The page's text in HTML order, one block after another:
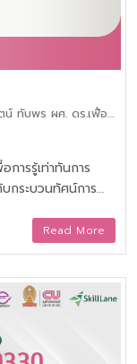
ทับพร ผศ. ดร.เฟื่อง
ปศล ชอบผล และ อ.
การรู้เท่าทันการ
กระบวนทัศน์การ
างการพัฒนาที่ยั่งยืน
รษฐกิจพอเพียงบน
ยมและคุณลักษณะ
สังคมอย่างยั่งยืน
Read More